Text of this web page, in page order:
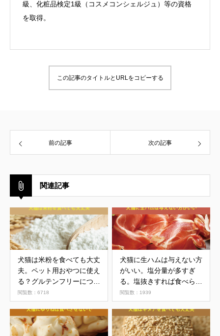
級、化粧品検定1級（コスメコンシェルジュ）等の資格
を取得。
この記事のタイトルとURLをコピーする
前の記事 次の記事
関連記事
犬猫は米粉を食べても大丈
夫。ペット用おやつに使え
る？グルテンフリーについ
て解説
閲覧数：6718
犬猫に生ハムは与えない方
がいい。塩分量が多すぎ
る。塩抜きすれば食べられ
る？
閲覧数：1939